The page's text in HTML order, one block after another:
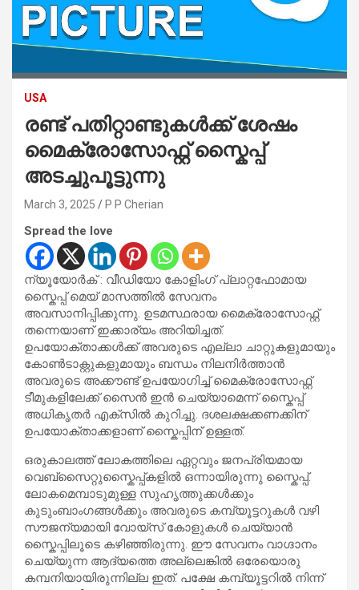
USA
രണ്ട് പതിറ്റാണ്ടുകൾക്ക് ശേഷം
മൈക്രോസോഫ്റ്റ് സ്കൈപ്പ്
അടച്ചുപൂട്ടുന്നു
March 3, 2025 P P Cherian
Spread the love
ന്യൂയോർക് : വീഡിയോ കോളിംഗ് പ്ലാറ്റഫോമായ
സ്കൈപ്പ് മെയ് മാസത്തിൽ സേവനം
അവസാനിപ്പിക്കുന്നു. ഉടമസ്ഥരായ മൈക്രോസോഫ്റ്റ്
തന്നെയാണ് ഇക്കാര്യം അറിയിച്ചത്.
ഉപയോക്താക്കൾക്ക് അവരുടെ എല്ലാ ചാറ്റുകളുമായും
കോൺടാക്റ്റുകളുമായും ബന്ധം നിലനിർത്താൻ
അവരുടെ അക്കൗണ്ട് ഉപയോഗിച്ച് മൈക്രോസോഫ്റ്റ്
ടീമുകളിലേക്ക് സൈൻ ഇൻ ചെയ്യാമെന്ന് സ്കൈപ്പ്
അധികൃതർ എക്സിൽ കുറിച്ചു. ദശലക്ഷക്കണക്കിന്
ഉപയോക്താക്കളാണ് സ്കൈപ്പിന് ഉള്ളത്.
ഒരുകാലത്ത് ലോകത്തിലെ ഏറ്റവും ജനപ്രിയമായ
വെബ്‌സൈറ്റുസ്കൈപ്പ്കളിൽ ഒന്നായിരുന്നു സ്കൈപ്പ്.
ലോകമെമ്പാടുമുള്ള സുഹൃത്തുക്കൾക്കും
കുടുംബാംഗങ്ങൾക്കും അവരുടെ കമ്പ്യൂട്ടറുകൾ വഴി
സൗജന്യമായി വോയ്‌സ് കോളുകൾ ചെയ്യാൻ
സ്കൈപ്പിലൂടെ കഴിഞ്ഞിരുന്നു. ഈ സേവനം വാഗ്ദാനം
ചെയ്യുന്ന ആദ്യത്തെ അല്ലെങ്കിൽ ഒരേയൊരു
കമ്പനിയായിരുന്നില്ല ഇത്. പക്ഷേ കമ്പ്യൂട്ടറിൽ നിന്ന്